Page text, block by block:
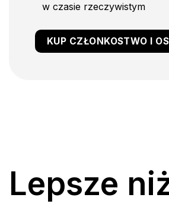
w czasie rzeczywistym
KUP CZŁONKOSTWO I
Lepsze